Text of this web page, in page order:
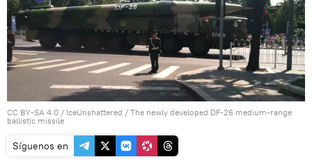
CC BY-SA 4.0 / IceUnshattered / The newly developed DF-26 medium-range
ballistic missile
Síguenos en